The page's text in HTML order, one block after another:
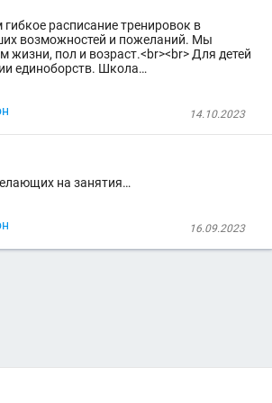
расписание тренировок в
возможностей и пожеланий. Мы
пол и возраст.<br><br> Для детей
единоборств. Школа…
14.10.2023
на занятия…
16.09.2023